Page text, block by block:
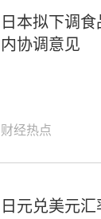
日本拟下调
内协调意见
财经热点
日元兑美元